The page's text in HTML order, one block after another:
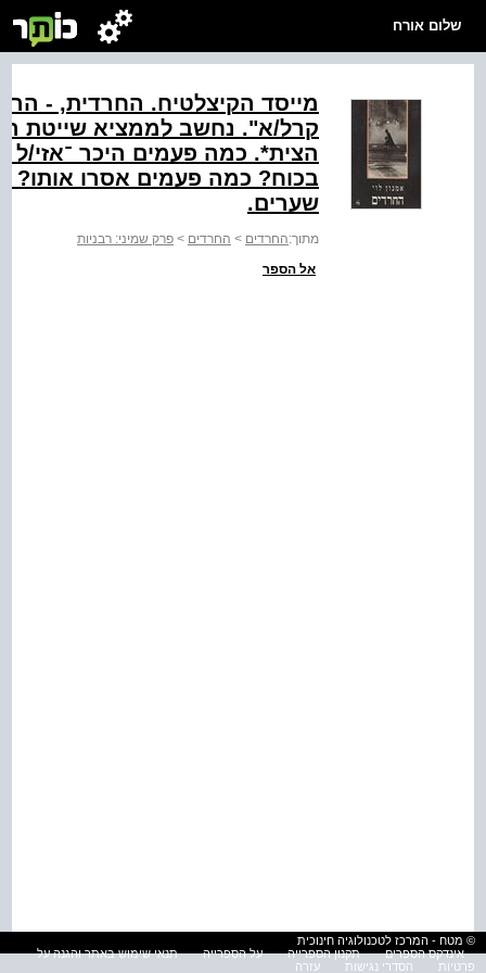
שלום אורח
מייסד הקיצלטיח. החרדית, -
קרל/א‭."‬ נחשב לממציא
הצית‭.*‬ כמה פעמים היכר
בכוח? כמה פעמים אסרו אותו?
שערים.
מתוך:החרדים > החרדים > פרק שמיני: רבניות
אל הספר
© מטח - המרכז לטכנולוגיה חינוכית
אינדקס הספרים
תקנון הספרייה על הספרייה
תנאי שימוש באתר והגנה על
פרטיות
הסדרי נגישות עזרה